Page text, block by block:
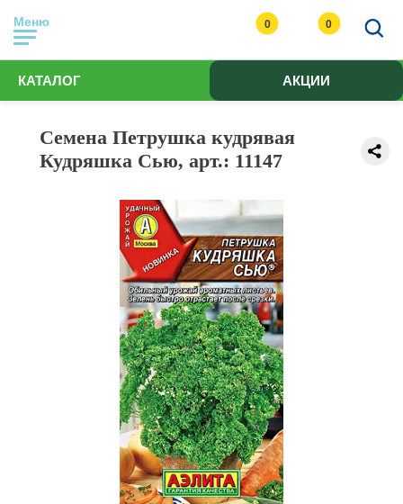
Меню 0 0
КАТАЛОГ АКЦИИ
Семена Петрушка кудрявая
Кудряшка Сью, арт.: 11147